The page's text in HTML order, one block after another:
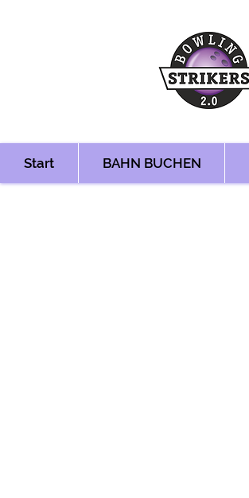
Start BAHN BUCHEN